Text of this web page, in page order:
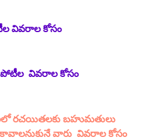
వివరాల కోసం
వివరాల కోసం
రచయితలకు బహుమతులు
వారు  వివరాల కోసం